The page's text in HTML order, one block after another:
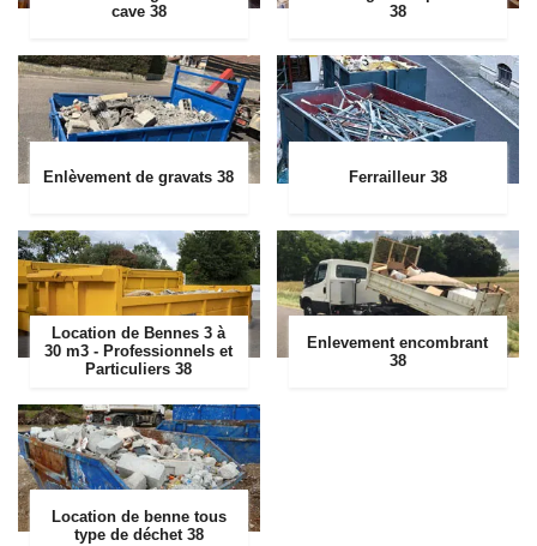
cave 38
38
Enlèvement de gravats 38 Ferrailleur 38
Location de Bennes 3 à
30 m3 - Professionnels et
Particuliers 38
Enlevement encombrant
38
Location de benne tous
type de déchet 38